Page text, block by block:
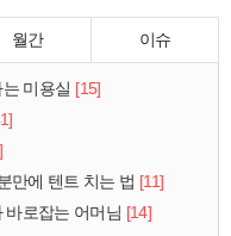
월간 이슈
미용실 [15]
만에 텐트 치는 법 [11]
바로잡는 어머님 [14]